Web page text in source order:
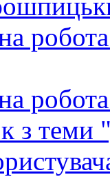
з теми